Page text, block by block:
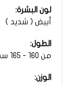
لون البشرة:
أبيض ( شديد )
الطول:
من 160 - 165 سم
الوزن: